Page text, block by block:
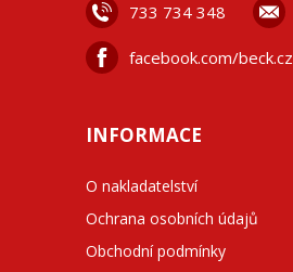
733 734 348
facebook.com/beck.cz
INFORMACE
O nakladatelství
Ochrana osobních údajů
Obchodní podmínky